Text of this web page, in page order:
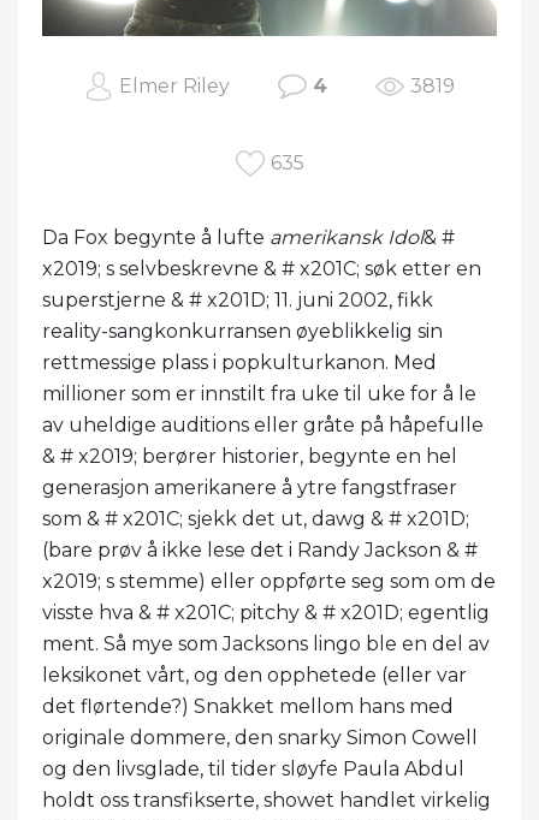
Elmer Riley 4 3819
635
Da Fox begynte å lufte amerikansk Idol& #
x2019; s selvbeskrevne & # x201C; søk etter en
superstjerne & # x201D; 11. juni 2002, fikk
reality-sangkonkurransen øyeblikkelig sin
rettmessige plass i popkulturkanon. Med
millioner som er innstilt fra uke til uke for å le
av uheldige auditions eller gråte på håpefulle
& # x2019; berører historier, begynte en hel
generasjon amerikanere å ytre fangstfraser
som & # x201C; sjekk det ut, dawg & # x201D;
(bare prøv å ikke lese det i Randy Jackson & #
x2019; s stemme) eller oppførte seg som om de
visste hva & # x201C; pitchy & # x201D; egentlig
ment. Så mye som Jacksons lingo ble en del av
leksikonet vårt, og den opphetede (eller var
det flørtende?) Snakket mellom hans med
originale dommere, den snarky Simon Cowell
og den livsglade, til tider sløyfe Paula Abdul
holdt oss transfikserte, showet handlet virkelig